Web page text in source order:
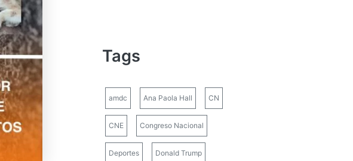
Tags
amdc Ana Paola Hall CN
CNE Congreso Nacional
Deportes Donald Trump